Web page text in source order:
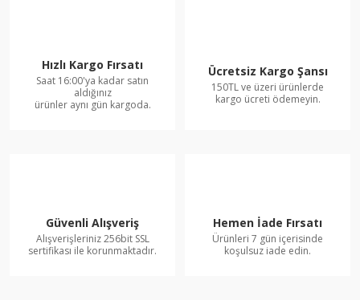
Hızlı Kargo Fırsatı
Saat 16:00'ya kadar satın
aldığınız
ürünler aynı gün kargoda.
Ücretsiz Kargo Şansı
150TL ve üzeri ürünlerde
kargo ücreti ödemeyin.
Güvenli Alışveriş
Alışverişleriniz 256bit SSL
sertifikası ile korunmaktadır.
Hemen İade Fırsatı
Ürünleri 7 gün içerisinde
koşulsuz iade edin.